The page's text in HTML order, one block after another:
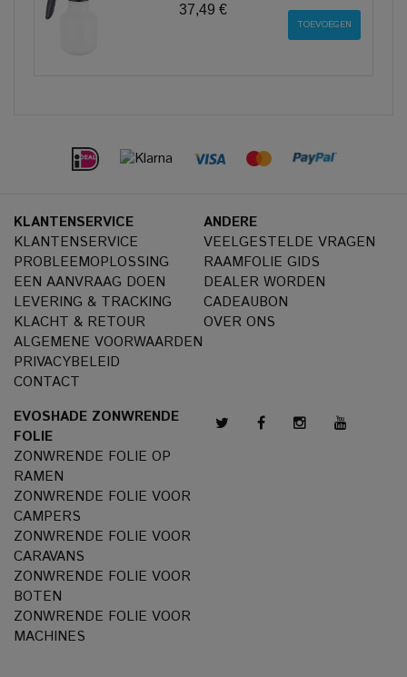
37,49 €
KLANTENSERVICE
KLANTENSERVICE
PROBLEEMOPLOSSING
EEN AANVRAAG DOEN
LEVERING & TRACKING
KLACHT & RETOUR
ALGEMENE VOORWAARDEN
PRIVACYBELEID
CONTACT
ANDERE
VEELGESTELDE VRAGEN
RAAMFOLIE GIDS
DEALER WORDEN
CADEAUBON
OVER ONS
EVOSHADE ZONWRENDE
FOLIE
ZONWRENDE FOLIE OP
RAMEN
ZONWRENDE FOLIE VOOR
CAMPERS
ZONWRENDE FOLIE VOOR
CARAVANS
ZONWRENDE FOLIE VOOR
BOTEN
ZONWRENDE FOLIE VOOR
MACHINES